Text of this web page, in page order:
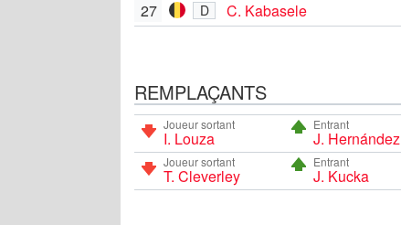
27
D C. Kabasele
REMPLAÇANTS
Joueur sortant
I. Louza
Entrant
J. Hernández
Joueur sortant
T. Cleverley
Entrant
J. Kucka